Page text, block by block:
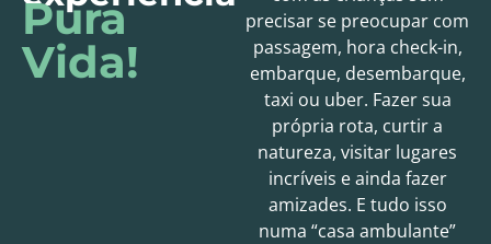
Pura
Vida!
precisar se preocupar com
passagem, hora check-in,
embarque, desembarque,
taxi ou uber. Fazer sua
própria rota, curtir a
natureza, visitar lugares
incríveis e ainda fazer
amizades. E tudo isso
numa “casa ambulante”